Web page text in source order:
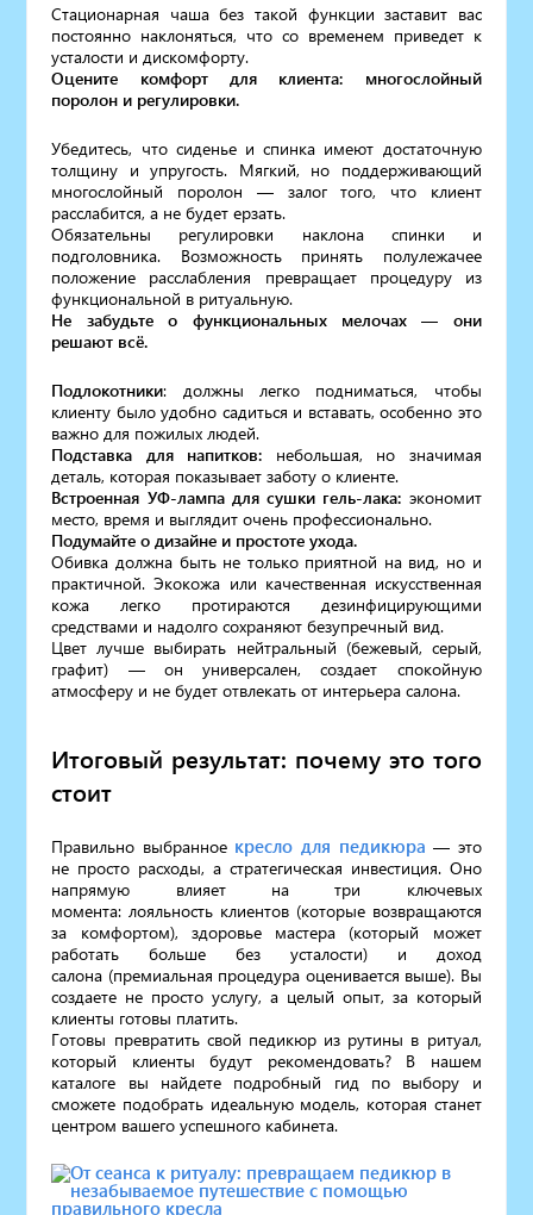
Стационарная чаша без такой функции заставит вас
постоянно наклоняться, что со временем приведет к
усталости и дискомфорту.
Оцените комфорт для клиента: многослойный
поролон и регулировки.
Убедитесь, что сиденье и спинка имеют достаточную
толщину и упругость. Мягкий, но поддерживающий
многослойный поролон — залог того, что клиент
расслабится, а не будет ерзать.
Обязательны регулировки наклона спинки и
подголовника. Возможность принять полулежачее
положение расслабления превращает процедуру из
функциональной в ритуальную.
Не забудьте о функциональных мелочах — они
решают всё.
Подлокотники: должны легко подниматься, чтобы
клиенту было удобно садиться и вставать, особенно это
важно для пожилых людей.
Подставка для напитков: небольшая, но значимая
деталь, которая показывает заботу о клиенте.
Встроенная УФ-лампа для сушки гель-лака: экономит
место, время и выглядит очень профессионально.
Подумайте о дизайне и простоте ухода.
Обивка должна быть не только приятной на вид, но и
практичной. Экокожа или качественная искусственная
кожа легко протираются дезинфицирующими
средствами и надолго сохраняют безупречный вид.
Цвет лучше выбирать нейтральный (бежевый, серый,
графит) — он универсален, создает спокойную
атмосферу и не будет отвлекать от интерьера салона.
Итоговый результат: почему это того
стоит
Правильно выбранное кресло для педикюра — это
не просто расходы, а стратегическая инвестиция. Оно
напрямую влияет на три ключевых
момента: лояльность клиентов (которые возвращаются
за комфортом), здоровье мастера (который может
работать больше без усталости) и доход
салона (премиальная процедура оценивается выше). Вы
создаете не просто услугу, а целый опыт, за который
клиенты готовы платить.
Готовы превратить свой педикюр из рутины в ритуал,
который клиенты будут рекомендовать? В нашем
каталоге вы найдете подробный гид по выбору и
сможете подобрать идеальную модель, которая станет
центром вашего успешного кабинета.